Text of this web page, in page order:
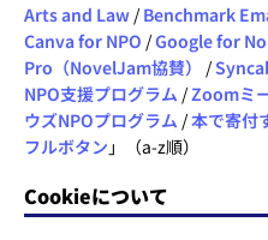
Arts and Law / Benchmark
Canva for NPO /Google for
Pro（NovelJam協賛）
/
NPO支援プログラム /Zoomミ
ウズNPOプログラム /本で寄付
フルボタン 」（a-z順）
Cookieについて